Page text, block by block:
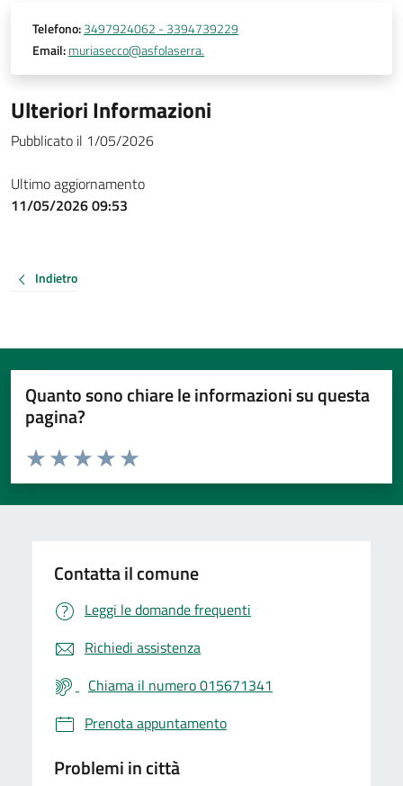
Telefono:3497924062 - 3394739229
Email:muriasecco@asfolaserra.
Ulteriori Informazioni
Pubblicato il 1/05/2026
Ultimo aggiornamento
11/05/2026 09:53
Indietro
Quanto sono chiare le informazioni su questa
pagina?
Valuta da 1 a 5 stelle la pagina
Valuta 5 stelle su 5
Valuta 4 stelle su 5
Valuta 3 stelle su 5
Valuta 2 stelle su 5
Valuta 1 stelle su 5
Contatta il comune
Leggi le domande frequenti
Richiedi assistenza
Chiama il numero 015671341
Prenota appuntamento
Problemi in città